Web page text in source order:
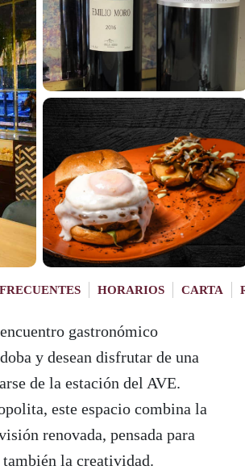
HORARIOS CARTA
gastronómico
y desean disfrutar de una
de la estación del AVE.
este espacio combina la
renovada, pensada para
la creatividad.